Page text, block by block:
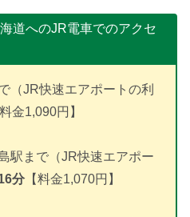
道へのJR電車でのアクセ
（JR快速エアポートの利
金1,090円】
駅まで（JR快速エアポー
分【料金1,070円】